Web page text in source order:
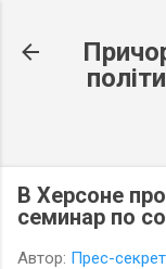
В Херсоне
семинар по
Автор: Прес-